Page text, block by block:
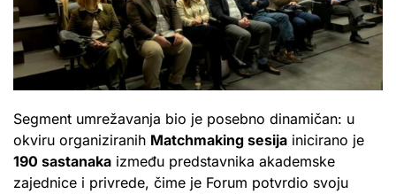
Segment umrežavanja bio je posebno dinamičan: u
okviru organiziranih Matchmaking sesija inicirano je
190 sastanaka između predstavnika akademske
zajednice i privrede, čime je Forum potvrdio svoju